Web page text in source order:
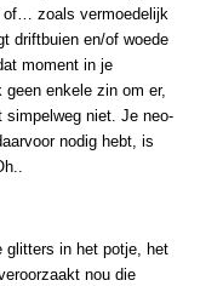
of… zoals vermoedelijk
driftbuien en/of woede
moment in je
enkele zin om er,
niet. Je neo-
nodig hebt, is
glitters in het potje, het
nou die